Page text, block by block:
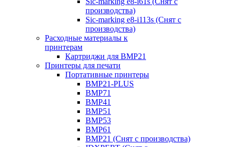
производства)
Sic-marking e8-i113s (Снят с
производства)
Расходные материалы к
принтерам
Картриджи для BMP21
Принтеры для печати
Портативные принтеры
BMP21-PLUS
BMP71
BMP41
BMP51
BMP53
BMP61
BMP21 (Снят с производства)